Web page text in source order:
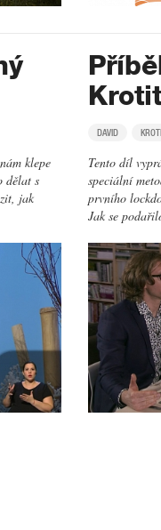
klepe
dělat s
jak
DAVID
Tento díl
speciální
prvního
Jak se